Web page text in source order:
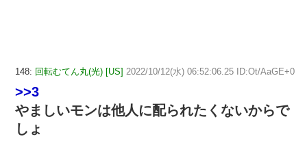
148: 回転むてん丸(光) [US] 2022/10/12(水) 06:52:06.25 ID:Ot/AaGE+0
>>3
やましいモンは他人に配られたくないからで
しょ